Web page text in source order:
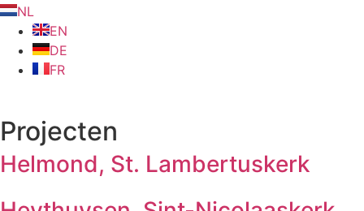
NL
EN
DE
FR
Projecten
Helmond, St. Lambertuskerk